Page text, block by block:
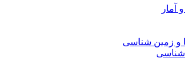
آمار
و زمین شناسی